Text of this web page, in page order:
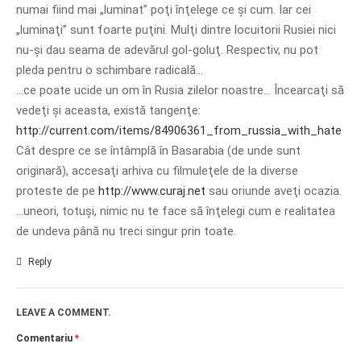
numai fiind mai „luminat” poţi înţelege ce şi cum. Iar cei
„luminaţi” sunt foarte puţini. Mulţi dintre locuitorii Rusiei nici
nu-şi dau seama de adevărul gol-goluţ. Respectiv, nu pot
pleda pentru o schimbare radicală…
…ce poate ucide un om în Rusia zilelor noastre… Încearcaţi să
vedeţi şi aceasta, există tangenţe:
http://current.com/items/84906361_from_russia_with_hate
Cât despre ce se întâmplă în Basarabia (de unde sunt
originară), accesaţi arhiva cu filmuleţele de la diverse
proteste de pe http://www.curaj.net sau oriunde aveţi ocazia.
…uneori, totuşi, nimic nu te face să înţelegi cum e realitatea
de undeva până nu treci singur prin toate.
Reply
LEAVE A COMMENT.
Comentariu *